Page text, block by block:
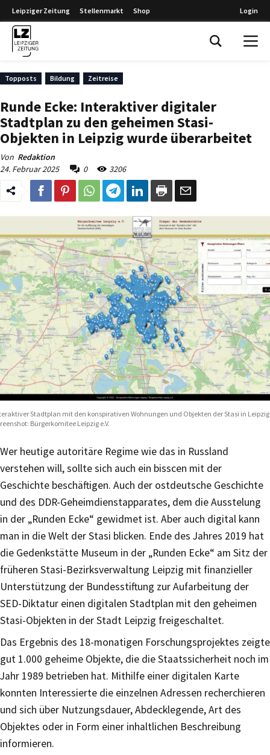
Leipziger Zeitung Stellenmarkt Shop Login
Topposts Bildung Zeitreise
Runde Ecke: Interaktiver digitaler
Stadtplan zu den geheimen Stasi-
Objekten in Leipzig wurde überarbeitet
Von Redaktion
24. Februar 2025
0 3206
Stadtplan mit den konspirativen Wohnungen und Objekten der Stasi in
Bürgerkomitee Leipzig e.V.
Wer heutige autoritäre Regime wie das in Russland
verstehen will, sollte sich auch ein bisscen mit der
Geschichte beschäftigen. Auch der ostdeutsche Geschichte
und des DDR-Geheimdienstapparates, dem die Ausstelung
in der „Runden Ecke“ gewidmet ist. Aber auch digital kann
man in die Welt der Stasi blicken. Ende des Jahres 2019 hat
die Gedenkstätte Museum in der „Runden Ecke“ am Sitz der
früheren Stasi-Bezirksverwaltung Leipzig mit finanzieller
Unterstützung der Bundesstiftung zur Aufarbeitung der
SED-Diktatur einen digitalen Stadtplan mit den geheimen
Stasi-Objekten in der Stadt Leipzig freigeschaltet.
Das Ergebnis des 18-monatigen Forschungsprojektes zeigte
gut 1.000 geheime Objekte, die die Staatssicherheit noch im
Jahr 1989 betrieben hat. Mithilfe einer digitalen Karte
konnten Interessierte die einzelnen Adressen recherchieren
und sich über Nutzungsdauer, Abdecklegende, Art des
Objektes oder in Form einer inhaltlichen Beschreibung
informieren.